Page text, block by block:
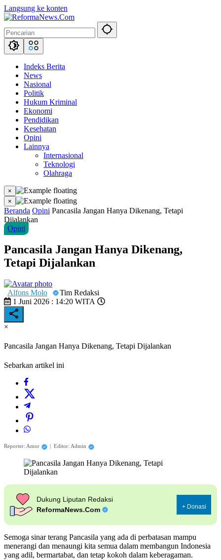
Langsung ke konten
Indeks Berita
News
Nasional
Politik
Hukum Kriminal
Ekonomi
Pendidikan
Kesehatan
Opini
Lainnya
Internasional
Teknologi
Olahraga
×
×
Beranda Opini Pancasila Jangan Hanya Dikenang, Tetapi
Dijalankan
Opini
Pancasila Jangan Hanya Dikenang,
Tetapi Dijalankan
Alfons Molo
Tim Redaksi
1 Juni 2026 : 14:20 WITA
×
Pancasila Jangan Hanya Dikenang, Tetapi Dijalankan
Sebarkan artikel ini
Reporter: Amor Editor: Admin
Dukung Liputan Redaksi
ReformaNews.Com
+ Donasi
Semoga sinar terang Pancasila yang ada di perbatasan mampu
menerangi dan menaungi kita semua dalam membangun Indonesia
yang adil, bermartabat, dan tetap kokoh dalam keberagaman.